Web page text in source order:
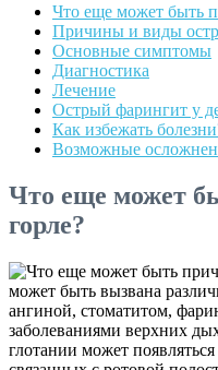
Что еще может быть
Причины и виды
Основные симптомы
Диагностика
Лечение
Острый фарингит у
Как избежать
Возможные
Что еще может
горле?
может быть вызвана
ангиной, стоматитом,
заболеваниями верхних
глотании может